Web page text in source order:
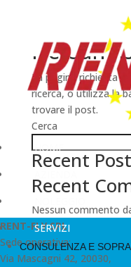
HOME
SERVIZI
CONSULENZA E
Nessun
La pagina richiesta
ricerca, o utilizza la
trovare il post.
Cerca
Recent
Recent
Nessun commento
RENT-FLY SRL
Sede operativa:
Via Mascagni 42, 20030,